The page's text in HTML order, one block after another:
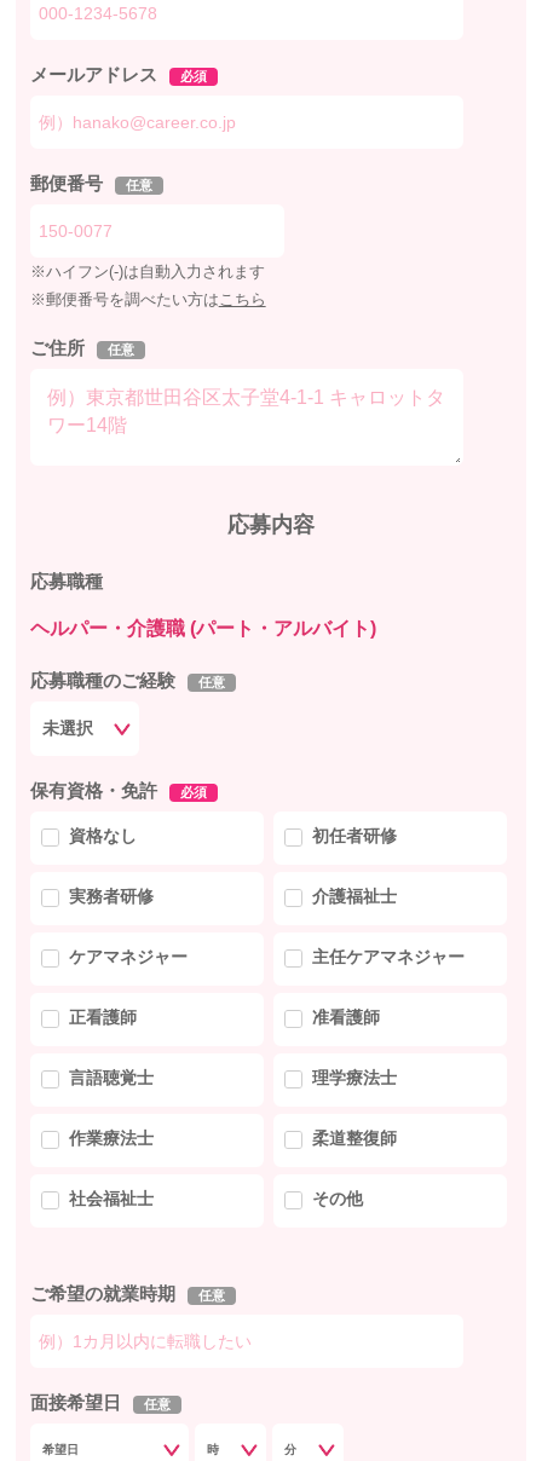
メールアドレス 必須
郵便番号 任意
※ハイフン(-)は自動入力されます
※郵便番号を調べたい方はこちら
ご住所 任意
応募内容
応募職種
ヘルパー・介護職 (パート・アルバイト)
応募職種のご経験 任意
保有資格・免許 必須
資格なし 初任者研修
実務者研修 介護福祉士
ケアマネジャー 主任ケアマネジャー
正看護師 准看護師
言語聴覚士 理学療法士
作業療法士 柔道整復師
社会福祉士 その他
ご希望の就業時期 任意
面接希望日 任意